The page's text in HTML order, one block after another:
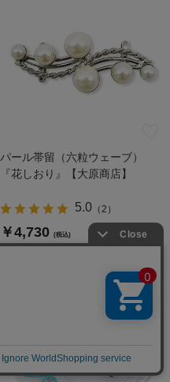
パール帯留（六粒ウェーブ）
『花しおり』【大原商店】
5.0（2 ）
￥4,730 (税込)